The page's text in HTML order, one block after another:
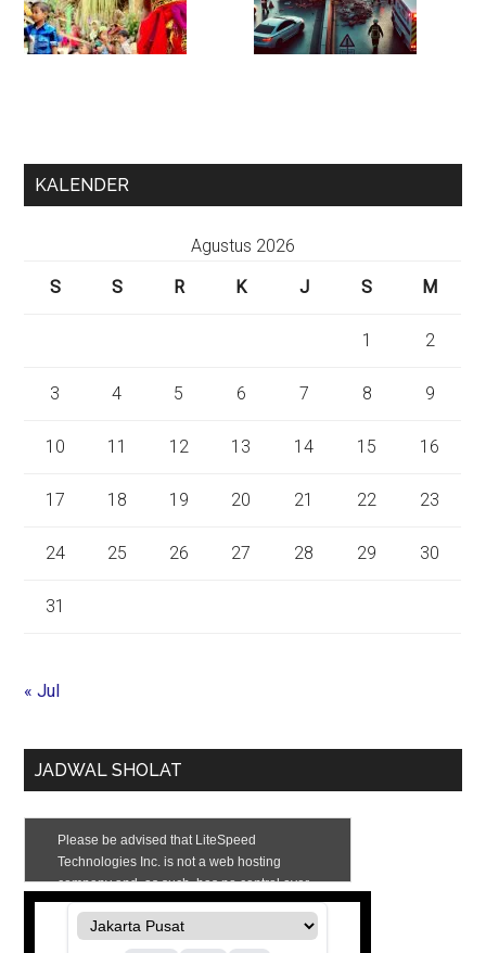
KALENDER
Agustus 2026
S
S R K J S M
1 2
3 4 5 6 7 8 9
10 11 12 13 14 15 16
17 18 19 20 21 22 23
24 25 26 27 28 29 30
31
« Jul
JADWAL SHOLAT